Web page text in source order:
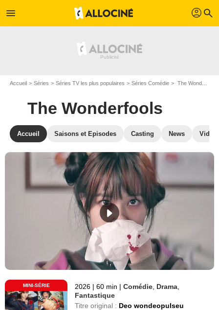
menu profil search
Accueil Séries Séries TV les plus populaires Séries Comédie The Wonderfools
The Wonderfools
Accueil Saisons et Episodes Casting News
MINI-SÉRIE 2026 | 60 min | Comédie Drama
Fantastique
Titre original : Deo wondeopulseu